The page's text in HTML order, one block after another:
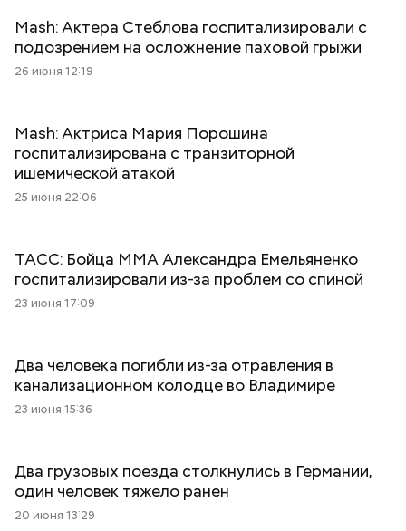
Mash: Актера Стеблова госпитализировали с
подозрением на осложнение паховой грыжи
26 июня 12:19
Mash: Актриса Мария Порошина
госпитализирована с транзиторной
ишемической атакой
25 июня 22:06
ТАСС: Бойца ММА Александра Емельяненко
госпитализировали из-за проблем со спиной
23 июня 17:09
Два человека погибли из-за отравления в
канализационном колодце во Владимире
23 июня 15:36
Два грузовых поезда столкнулись в Германии,
один человек тяжело ранен
20 июня 13:29